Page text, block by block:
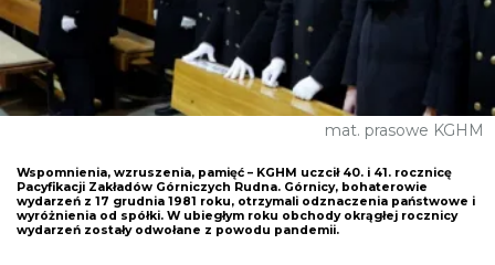
mat. prasowe KGHM
Wspomnienia, wzruszenia, pamięć – KGHM uczcił 40. i 41. rocznicę
Pacyfikacji Zakładów Górniczych Rudna. Górnicy, bohaterowie
wydarzeń z 17 grudnia 1981 roku, otrzymali odznaczenia państwowe i
wyróżnienia od spółki. W ubiegłym roku obchody okrągłej rocznicy
wydarzeń zostały odwołane z powodu pandemii.